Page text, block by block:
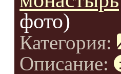
фото)
Категория:
Описание: